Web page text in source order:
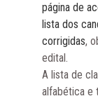
página de
lista dos
corrigidas,
edital.
A lista de
alfabética e